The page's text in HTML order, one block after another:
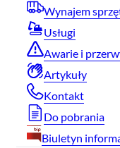
Wynajem
Usługi
Awarie i
Artykuły
Kontakt
Do pobrania
Biuletyn